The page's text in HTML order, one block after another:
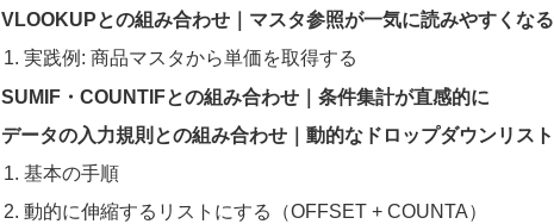
VLOOKUPとの組み合わせ｜マスタ参照が一気に読みやすくなる
実践例: 商品マスタから単価を取得する
SUMIF・COUNTIFとの組み合わせ｜条件集計が直感的に
データの入力規則との組み合わせ｜動的なドロップダウンリスト
基本の手順
動的に伸縮するリストにする（OFFSET + COUNTA）